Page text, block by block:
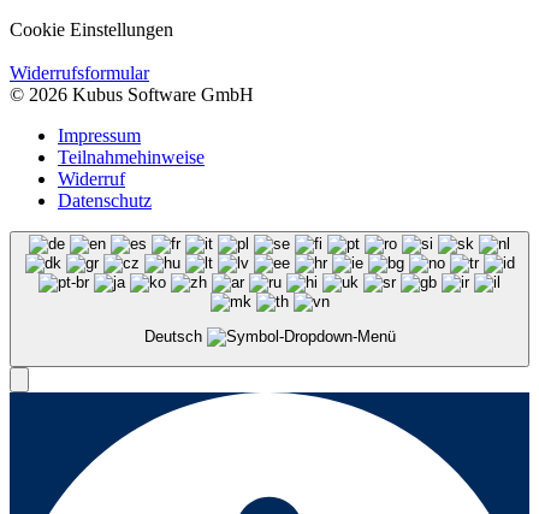
Cookie Einstellungen
Widerrufsformular
© 2026 Kubus Software GmbH
Impressum
Teilnahmehinweise
Widerruf
Datenschutz
Deutsch